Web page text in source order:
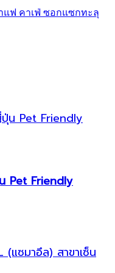
Pet Friendly